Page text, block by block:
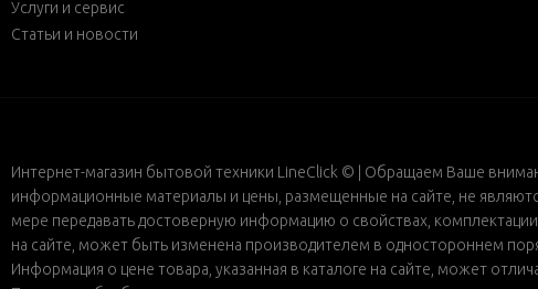
Услуги и сервис
Статьи и новости
Интернет-магазин бытовой техники LineClick © | Обращаем Ваше
информационные материалы и цены, размещенные на сайте, не
мере передавать достоверную информацию о свойствах,
на сайте, может быть изменена производителем в одностороннем
Информация о цене товара, указанная в каталоге на сайте, может